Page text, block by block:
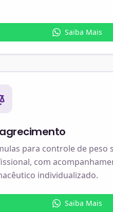
Saiba Mais
para controle de peso
com
individualizado.
Saiba Mais